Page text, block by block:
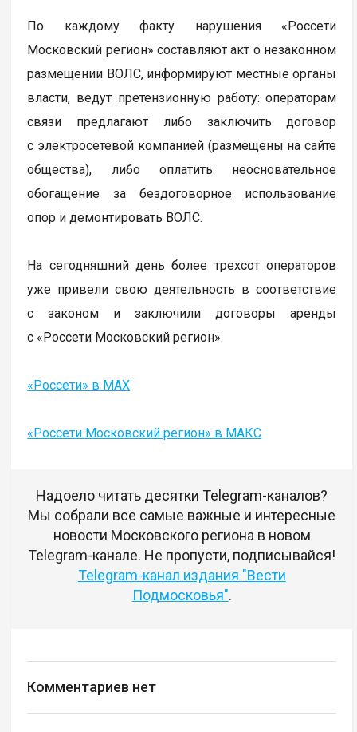
По каждому факту нарушения «Россети
Московский регион» составляют акт о незаконном
размещении ВОЛС, информируют местные органы
власти, ведут претензионную работу: операторам
связи предлагают либо заключить договор
с электросетевой компанией (размещены на сайте
общества), либо оплатить неосновательное
обогащение за бездоговорное использование
опор и демонтировать ВОЛС.
На сегодняшний день более трехсот операторов
уже привели свою деятельность в соответствие
с законом и заключили договоры аренды
с «Россети Московский регион».
«Россети» в MAX
«Россети Московский регион» в МАКС
Надоело читать десятки Telegram-каналов?
Мы собрали все самые важные и интересные
новости Московского региона в новом
Telegram-канале. Не пропусти, подписывайся!
Telegram-канал издания "Вести
Подмосковья".
Комментариев нет